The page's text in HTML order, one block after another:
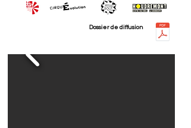
Dossier de diffusion